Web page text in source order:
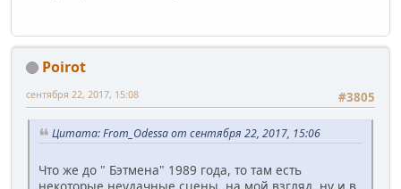
Poirot
#3805
сентября 22, 2017, 15:08
Цитата: From_Odessa от сентября 22, 2017, 15:06
Что же до " Бэтмена" 1989 года, то там есть